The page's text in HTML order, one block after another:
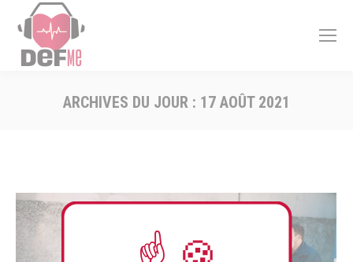
ARCHIVES DU JOUR : 17 AOÛT 2021